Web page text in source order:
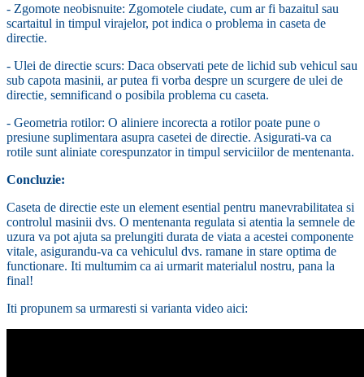
- Zgomote neobisnuite: Zgomotele ciudate, cum ar fi bazaitul sau
scartaitul in timpul virajelor, pot indica o problema in caseta de
directie.
- Ulei de directie scurs: Daca observati pete de lichid sub vehicul sau
sub capota masinii, ar putea fi vorba despre un scurgere de ulei de
directie, semnificand o posibila problema cu caseta.
- Geometria rotilor: O aliniere incorecta a rotilor poate pune o
presiune suplimentara asupra casetei de directie. Asigurati-va ca
rotile sunt aliniate corespunzator in timpul serviciilor de mentenanta.
Concluzie:
Caseta de directie este un element esential pentru manevrabilitatea si
controlul masinii dvs. O mentenanta regulata si atentia la semnele de
uzura va pot ajuta sa prelungiti durata de viata a acestei componente
vitale, asigurandu-va ca vehiculul dvs. ramane in stare optima de
functionare. Iti multumim ca ai urmarit materialul nostru, pana la
final!
Iti propunem sa urmaresti si varianta video aici: